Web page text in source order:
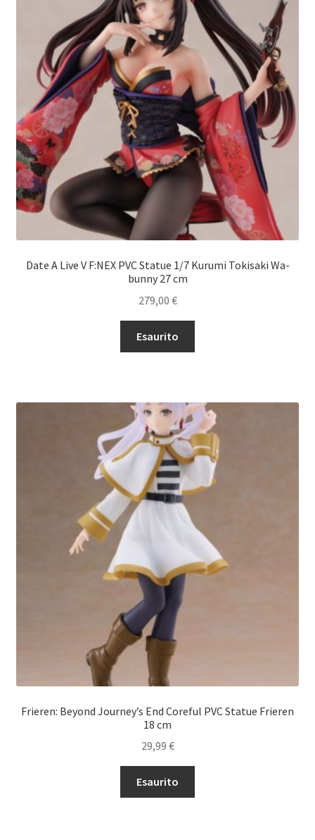
Date A Live V F:NEX PVC Statue 1/7 Kurumi Tokisaki Wa-
bunny 27 cm
279,00 €
Esaurito
Frieren: Beyond Journey’s End Coreful PVC Statue Frieren
18 cm
29,99 €
Esaurito